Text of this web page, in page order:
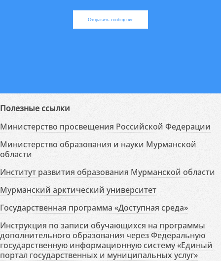
Отправить сообщение
Полезные ссылки
Министерство просвещения Российской Федерации
Министерство образования и науки Мурманской
области
Институт развития образования Мурманской области
Мурманский арктический университет
Государственная программа «Доступная среда»
Инструкция по записи обучающихся на программы
дополнительного образования через Федеральную
государственную информационную систему «Единый
портал государственных и муниципальных услуг»